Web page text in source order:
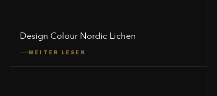
Design Colour Nordic Lichen
WEITER LESEN